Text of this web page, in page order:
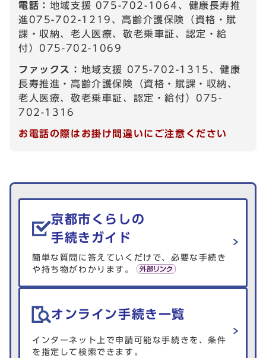
電話： 地域支援 075-702-1064、健康長寿推
進075-702-1219、高齢介護保険（資格・賦
課・収納、老人医療、敬老乗車証、認定・給
付）075-702-1069
ファックス： 地域支援 075-702-1315、健康
長寿推進・高齢介護保険（資格・賦課・収納、
老人医療、敬老乗車証、認定・給付）075-
702-1316
お電話の際はお掛け間違いにご注意ください
生活情報を探す
京都市くらしの
手続きガイド
簡単な質問に答えていくだけで、必要な手続き
や持ち物がわかります。
オンライン手続き一覧
インターネット上で申請可能な手続きを、条件
を指定して検索できます。